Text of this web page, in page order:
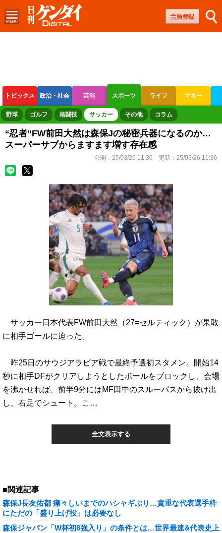
トピックス 政治・社会 芸能 スポーツ ライフ マネー
ボートレース 競輪 オートレース
野球 ゴルフ 格闘技 サッカー その他 コラム
“忍者”FW前田大然は森保Jの秘密兵器になるのか…
スーパーサブからますます増す存在感
公開： 25/03/26 11:30 更新： 25/03/26 11:36
サッカー日本代表FW前田大然（27=セルティック）が果敢
に相手ゴールに迫った。
昨25日のサウジアラビア戦で最終予選初スタメン。開始14
秒に相手DFがクリアしようとしたボールをブロックし、会場
を沸かせれば、前半9分にはMF田中のスルーパスから抜け出
し、右足でシュート。こ…
全文表示する
■関連記事
森保J長友佑都 痛々しいまでのハシャギぶり…貴重な代表選手枠
にただの「盛り上げ役」は必要なし
森保ジャパン「W杯初8強入り」の条件とは…世界最速&代表史上